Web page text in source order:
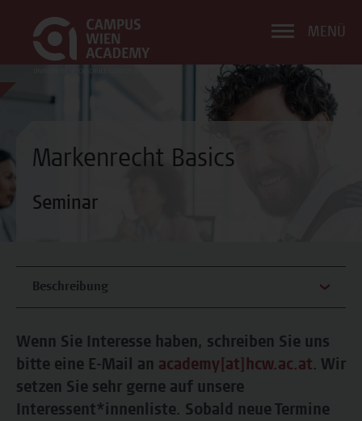
MENÜ
Markenrecht Basics
Seminar
Beschreibung
Wenn Sie Interesse haben, schreiben Sie uns
bitte eine E-Mail an academy[at]hcw.ac.at. Wir
setzen Sie sehr gerne auf unsere
Interessent*innenliste. Sobald neue Termine